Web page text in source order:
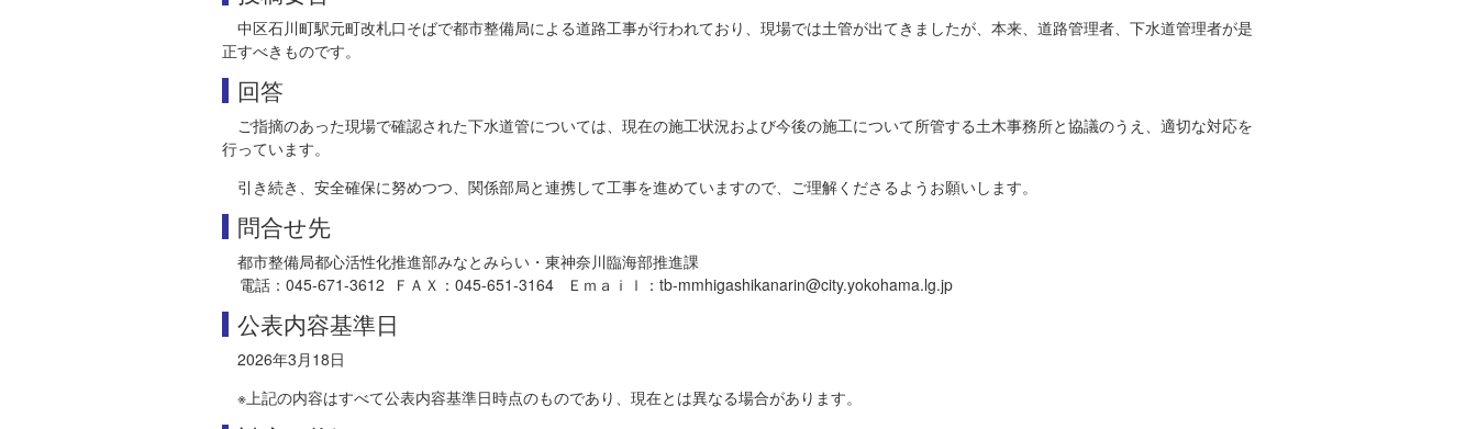
中区石川町駅元町改札口そばで都市整備局による道路工事が行われており、現場では土管が出てきましたが、本来、道路管理者、下水道管理者が是
正すべきものです。
回答
ご指摘のあった現場で確認された下水道管については、現在の施工状況および今後の施工について所管する土木事務所と協議のうえ、適切な対応を
行っています。
引き続き、安全確保に努めつつ、関係部局と連携して工事を進めていますので、ご理解くださるようお願いします。
問合せ先
都市整備局都心活性化推進部みなとみらい・東神奈川臨海部推進課
電話：045-671-3612 ＦＡＸ：045-651-3164 Ｅｍａｉｌ：tb-mmhigashikanarin@city.yokohama.lg.jp
公表内容基準日
2026年3月18日
※上記の内容はすべて公表内容基準日時点のものであり、現在とは異なる場合があります。